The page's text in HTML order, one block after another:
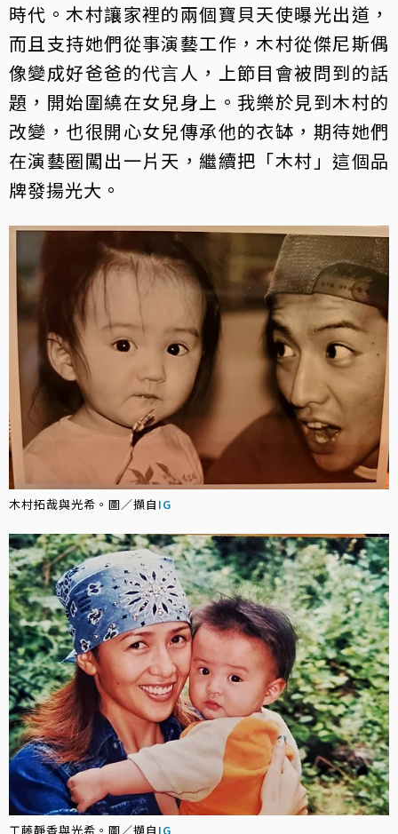
時代。木村讓家裡的兩個寶貝天使曝光出道，
而且支持她們從事演藝工作，木村從傑尼斯偶
像變成好爸爸的代言人，上節目會被問到的話
題，開始圍繞在女兒身上。我樂於見到木村的
改變，也很開心女兒傳承他的衣缽，期待她們
在演藝圈闖出一片天，繼續把「木村」這個品
牌發揚光大。
木村拓哉與光希。圖／擷自 IG
工藤靜香與光希。圖／擷自 IG